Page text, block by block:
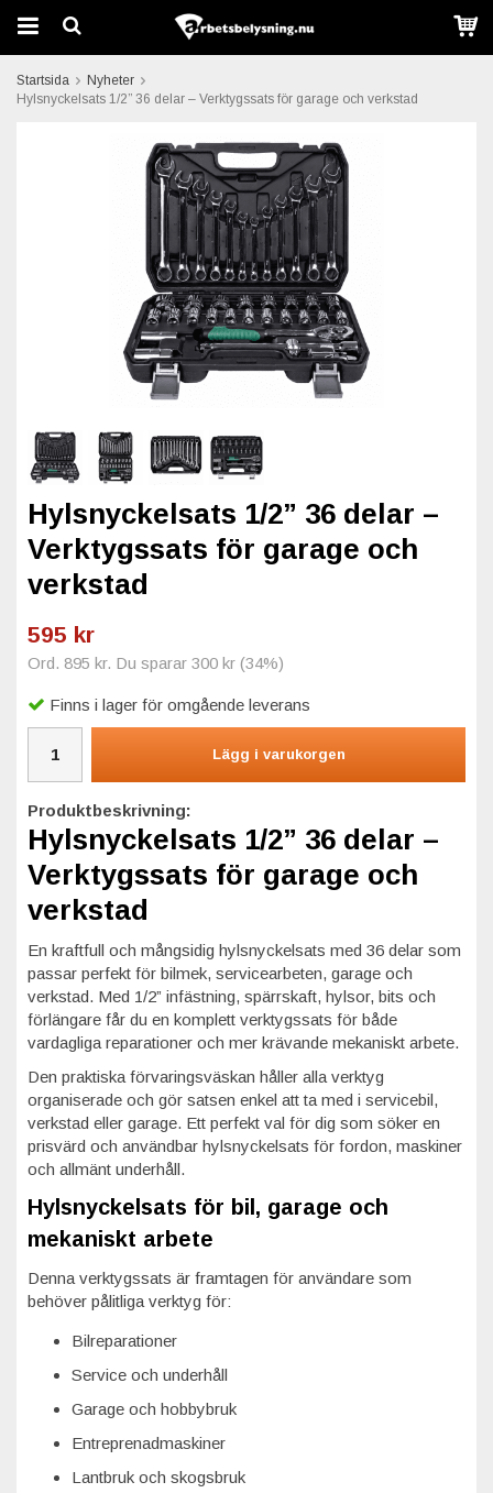
Startsida
Nyheter
Hylsnyckelsats 1/2” 36 delar – Verktygssats för garage och verkstad
Hylsnyckelsats 1/2” 36 delar –
Verktygssats för garage och
verkstad
595 kr
Ord. 895 kr. Du sparar 300 kr (34%)
Finns i lager för omgående leverans
Lägg i varukorgen
Produktbeskrivning:
Hylsnyckelsats 1/2” 36 delar –
Verktygssats för garage och
verkstad
En kraftfull och mångsidig hylsnyckelsats med 36 delar som
passar perfekt för bilmek, servicearbeten, garage och
verkstad. Med 1/2” infästning, spärrskaft, hylsor, bits och
förlängare får du en komplett verktygssats för både
vardagliga reparationer och mer krävande mekaniskt arbete.
Den praktiska förvaringsväskan håller alla verktyg
organiserade och gör satsen enkel att ta med i servicebil,
verkstad eller garage. Ett perfekt val för dig som söker en
prisvärd och användbar hylsnyckelsats för fordon, maskiner
och allmänt underhåll.
Hylsnyckelsats för bil, garage och
mekaniskt arbete
Denna verktygssats är framtagen för användare som
behöver pålitliga verktyg för:
Bilreparationer
Service och underhåll
Garage och hobbybruk
Entreprenadmaskiner
Lantbruk och skogsbruk